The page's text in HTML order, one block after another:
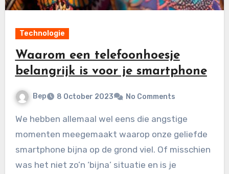
Technologie
Waarom een telefoonhoesje
belangrijk is voor je smartphone
Bep 8 October 2023 No Comments
We hebben allemaal wel eens die angstige
momenten meegemaakt waarop onze geliefde
smartphone bijna op de grond viel. Of misschien
was het niet zo’n ‘bijna’ situatie en is je